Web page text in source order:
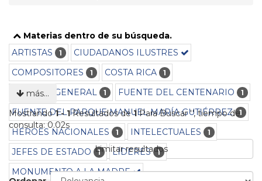
Materias dentro de su búsqueda.
ARTISTAS
1
CIUDADANOS ILUSTRES
COMPOSITORES
1 COSTA RICA 1
CULTURA GENERAL 1 FUENTE DEL CENTENARIO 1
FUENTE DEL PARQUE MANUEL MARÍA GUTIÉRREZ 1
HÉROES NACIONALES 1 INTELECTUALES 1
JEFES DE ESTADO 1 LÍDERES 1
MONUMENTO A LA MADRE
más…
Mostrando1 - 1Resultados de1Para Buscar '', tiempo de
consulta: 0.02s
Limitar resultados